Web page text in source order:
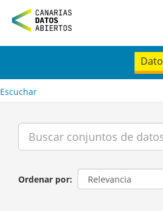
n
tEscuchar
Ordenar por